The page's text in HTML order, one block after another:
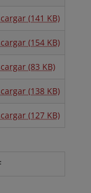
(141 KB)
(154 KB)
(83 KB)
(138 KB)
(127 KB)